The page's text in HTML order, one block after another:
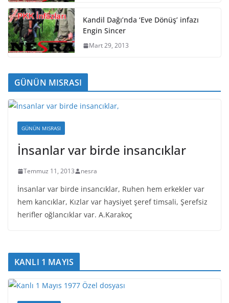
Kandil Dağı’nda ‘Eve Dönüş’ infazı
Engin Sincer
Mart 29, 2013
GÜNÜN MISRASI
GÜNÜN MISRASI
İnsanlar var birde insancıklar
Temmuz 11, 2013 nesra
İnsanlar var birde insancıklar, Ruhen hem erkekler var
hem kancıklar, Kızlar var haysiyet şeref timsali, Şerefsiz
herifler oğlancıklar var. A.Karakoç
KANLI 1 MAYIS